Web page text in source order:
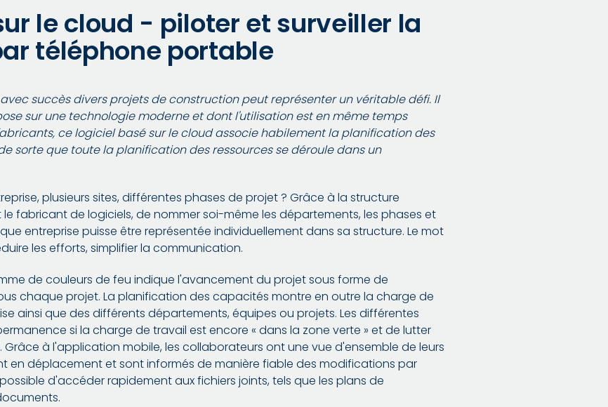
le cloud - piloter et surveiller la
téléphone portable
succès divers projets de construction peut représenter un véritable défi. Il
sur une technologie moderne et dont l'utilisation est en même temps
ce logiciel basé sur le cloud associe habilement la planification des
sorte que toute la planification des ressources se déroule dans un
plusieurs sites, différentes phases de projet ? Grâce à la structure
fabricant de logiciels, de nommer soi-même les départements, les phases et
entreprise puisse être représentée individuellement dans sa structure. Le mot
les efforts, simplifier la communication.
de couleurs de feu indique l'avancement du projet sous forme de
chaque projet. La planification des capacités montre en outre la charge de
ainsi que des différents départements, équipes ou projets. Les différentes
si la charge de travail est encore « dans la zone verte » et de lutter
à l'application mobile, les collaborateurs ont une vue d'ensemble de leurs
en déplacement et sont informés de manière fiable des modifications par
d'accéder rapidement aux fichiers joints, tels que les plans de